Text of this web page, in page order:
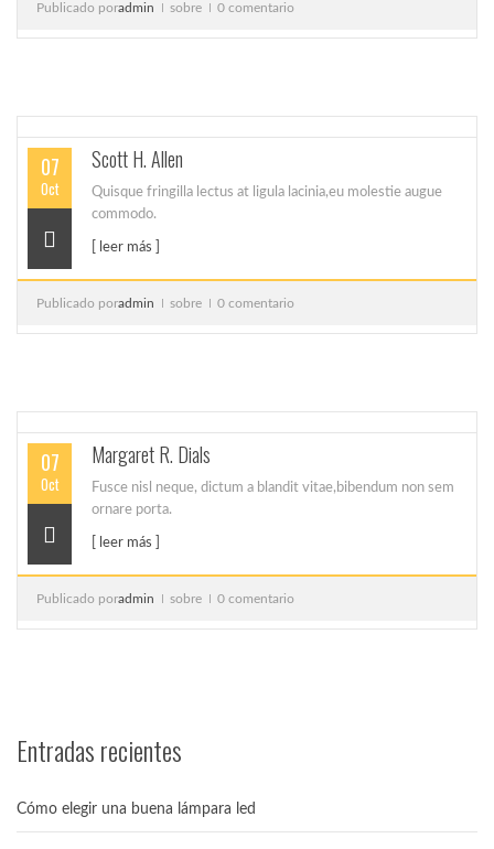
Publicado poradmin sobre 0 comentario
07
Oct
Scott H. Allen
Quisque fringilla lectus at ligula lacinia,eu molestie augue
commodo.
[ leer más ]
Publicado poradmin sobre 0 comentario
07
Oct
Margaret R. Dials
Fusce nisl neque, dictum a blandit vitae,bibendum non sem
ornare porta.
[ leer más ]
Publicado poradmin sobre 0 comentario
Entradas recientes
Cómo elegir una buena lámpara led